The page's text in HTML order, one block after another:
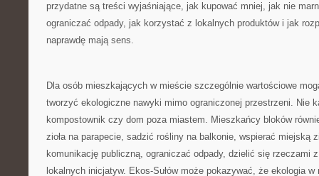
przydatne są treści wyjaśniające, jak kupować mniej, jak nie
ograniczać odpady, jak korzystać z lokalnych produktów i jak
naprawdę mają sens.
Dla osób mieszkających w mieście szczególnie wartościowe
tworzyć ekologiczne nawyki mimo ograniczonej przestrzeni. Nie
kompostownik czy dom poza miastem. Mieszkańcy bloków
zioła na parapecie, sadzić rośliny na balkonie, wspierać miejską
komunikację publiczną, ograniczać odpady, dzielić się rzeczami
lokalnych inicjatyw. Ekos-Sułów może pokazywać, że ekologia